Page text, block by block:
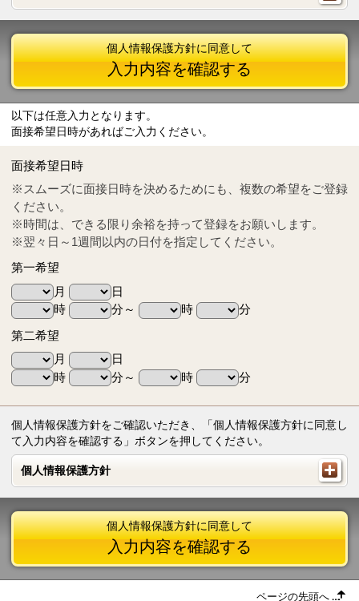
個人情報保護方針
Tel
0570-55-0314
個人情報保護方針に同意して
入力内容を確認する
以下は任意入力となります。
面接希望日時があればご入力ください。
面接希望日時
※スムーズに面接日時を決めるためにも、複数の希望をご登録
ください。
※時間は、できる限り余裕を持って登録をお願いします。
※翌々日～1週間以内の日付を指定してください。
第一希望
月
日
時
分～ 時
分
第二希望
月
日
時
分～ 時 分
個人情報保護方針をご確認いただき、「個人情報保護方針に同意し
て入力内容を確認する」ボタンを押してください。
個人情報保護方針
個人情報保護方針
個人情報保護方針に同意して
入力内容を確認する
ページの先頭へ